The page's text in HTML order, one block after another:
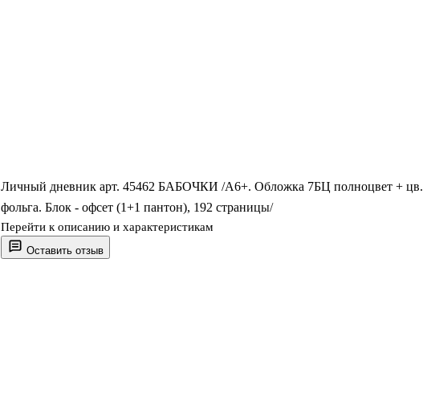
Оставить отзыв
Личный дневник арт. 45462 БАБОЧКИ /А6+. Обложка 7БЦ полноцвет + цв.
фольга. Блок - офсет (1+1 пантон), 192 страницы/
Перейти к описанию и характеристикам